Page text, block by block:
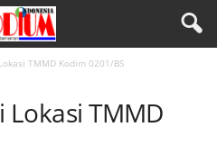
TMMD Kodim 0201/BS
Lokasi TMMD